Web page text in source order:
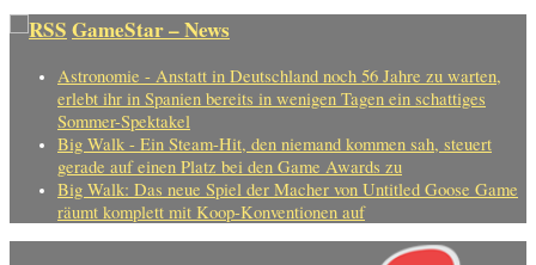
GameStar – News
Astronomie - Anstatt in Deutschland noch 56 Jahre zu warten,
erlebt ihr in Spanien bereits in wenigen Tagen ein schattiges
Sommer-Spektakel
Big Walk - Ein Steam-Hit, den niemand kommen sah, steuert
gerade auf einen Platz bei den Game Awards zu
Big Walk: Das neue Spiel der Macher von Untitled Goose Game
räumt komplett mit Koop-Konventionen auf